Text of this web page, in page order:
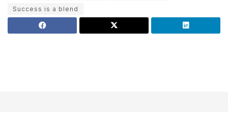
Success is a blend